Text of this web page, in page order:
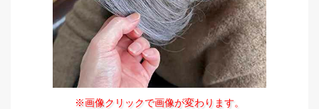
※画像クリックで画像が変わります。